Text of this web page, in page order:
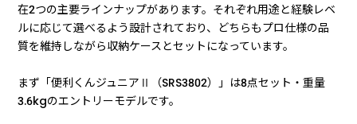
在2つの主要ラインナップがあります。それぞれ用途と経験レベ
ルに応じて選べるよう設計されており、どちらもプロ仕様の品
質を維持しながら収納ケースとセットになっています。
まず「便利くんジュニアⅡ（SRS3802）」は8点セット・重量
3.6kgのエントリーモデルです。